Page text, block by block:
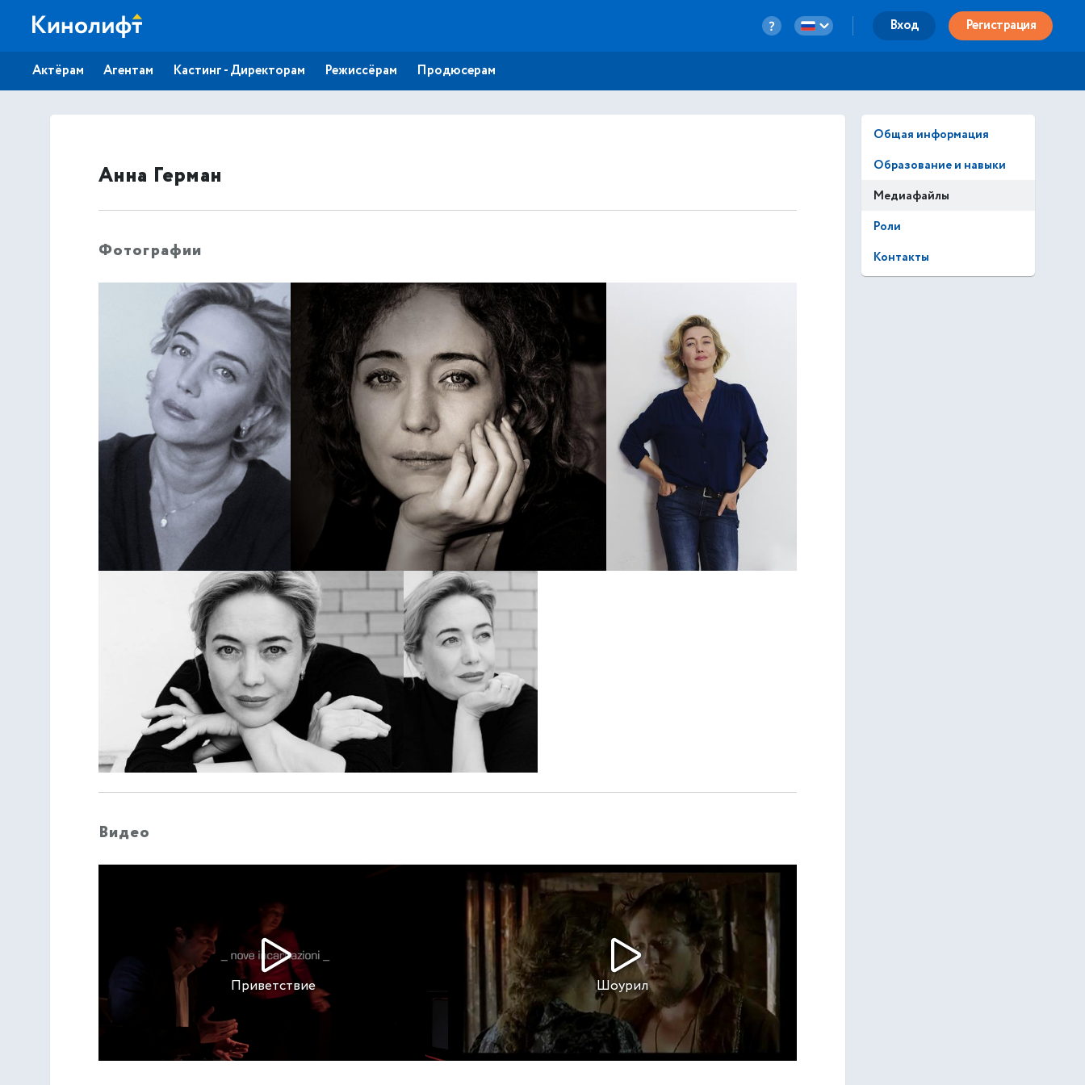
Вход Регистрация
Актёрам Агентам Кастинг - Директорам Режиссёрам Продюсерам
Анна Герман
Фотографии
Видео
Приветствие Шоурил
Общая информация
Образование и навыки
Медиафайлы
Роли
Контакты